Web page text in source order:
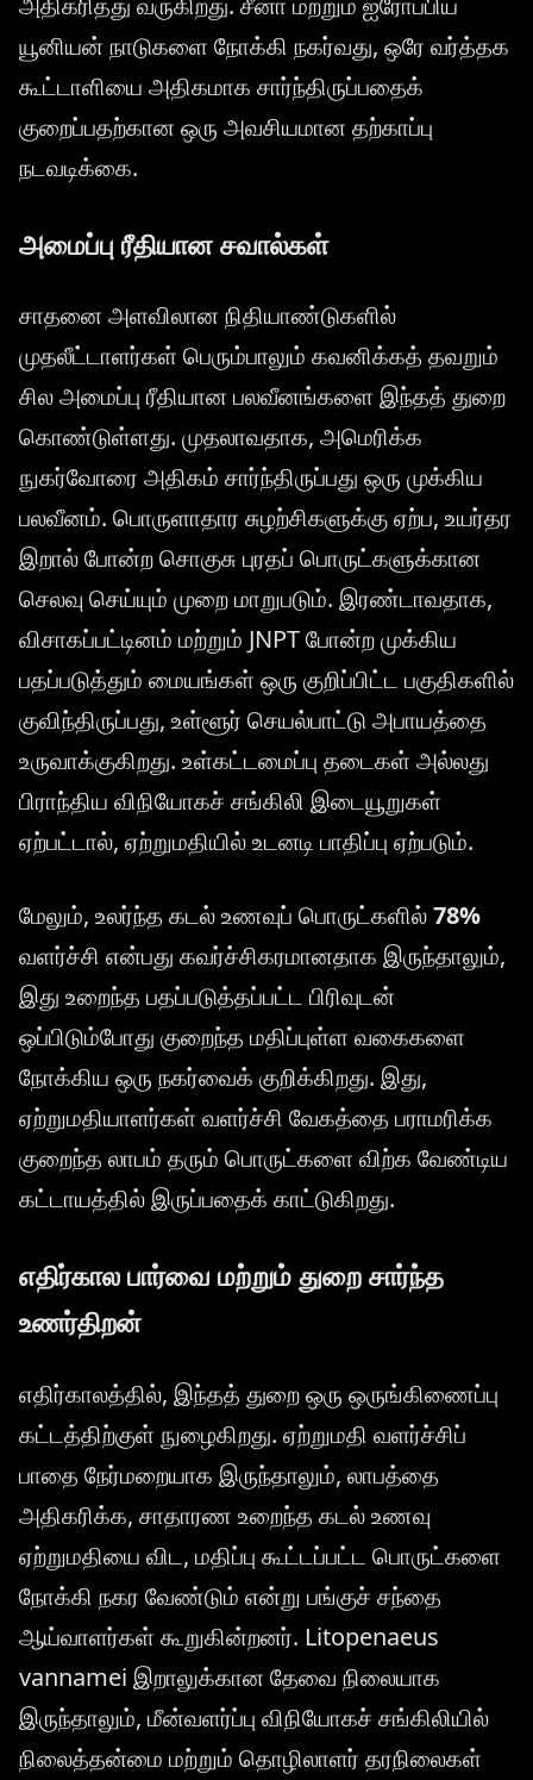
யூனியன் நாடுகளை நோக்கி நகர்வது, ஒரே வர்த்தக
கூட்டாளியை அதிகமாக சார்ந்திருப்பதைக்
குறைப்பதற்கான ஒரு அவசியமான தற்காப்பு
நடவடிக்கை.
அமைப்பு ரீதியான சவால்கள்
சாதனை அளவிலான நிதியாண்டுகளில்
முதலீட்டாளர்கள் பெரும்பாலும் கவனிக்கத் தவறும்
சில அமைப்பு ரீதியான பலவீனங்களை இந்தத் துறை
கொண்டுள்ளது. முதலாவதாக, அமெரிக்க
நுகர்வோரை அதிகம் சார்ந்திருப்பது ஒரு முக்கிய
பலவீனம். பொருளாதார சுழற்சிகளுக்கு ஏற்ப, உயர்தர
இறால் போன்ற சொகுசு புரதப் பொருட்களுக்கான
செலவு செய்யும் முறை மாறுபடும். இரண்டாவதாக,
விசாகப்பட்டினம் மற்றும் JNPT போன்ற முக்கிய
பதப்படுத்தும் மையங்கள் ஒரு குறிப்பிட்ட பகுதிகளில்
குவிந்திருப்பது, உள்ளூர் செயல்பாட்டு அபாயத்தை
உருவாக்குகிறது. உள்கட்டமைப்பு தடைகள் அல்லது
பிராந்திய விநியோகச் சங்கிலி இடையூறுகள்
ஏற்பட்டால், ஏற்றுமதியில் உடனடி பாதிப்பு ஏற்படும்.
மேலும், உலர்ந்த கடல் உணவுப் பொருட்களில்78%
வளர்ச்சி என்பது கவர்ச்சிகரமானதாக இருந்தாலும்,
இது உறைந்த பதப்படுத்தப்பட்ட பிரிவுடன்
ஒப்பிடும்போது குறைந்த மதிப்புள்ள வகைகளை
நோக்கிய ஒரு நகர்வைக் குறிக்கிறது. இது,
ஏற்றுமதியாளர்கள் வளர்ச்சி வேகத்தை பராமரிக்க
குறைந்த லாபம் தரும் பொருட்களை விற்க வேண்டிய
கட்டாயத்தில் இருப்பதைக் காட்டுகிறது.
எதிர்கால பார்வை மற்றும் துறை சார்ந்த
உணர்திறன்
எதிர்காலத்தில், இந்தத் துறை ஒரு ஒருங்கிணைப்பு
கட்டத்திற்குள் நுழைகிறது. ஏற்றுமதி வளர்ச்சிப்
பாதை நேர்மறையாக இருந்தாலும், லாபத்தை
அதிகரிக்க, சாதாரண உறைந்த கடல் உணவு
ஏற்றுமதியை விட, மதிப்பு கூட்டப்பட்ட பொருட்களை
நோக்கி நகர வேண்டும் என்று பங்குச் சந்தை
ஆய்வாளர்கள் கூறுகின்றனர். Litopenaeus
vannamei இறாலுக்கான தேவை நிலையாக
இருந்தாலும், மீன்வளர்ப்பு விநியோகச் சங்கிலியில்
நிலைத்தன்மை மற்றும் தொழிலாளர் தரநிலைகள்